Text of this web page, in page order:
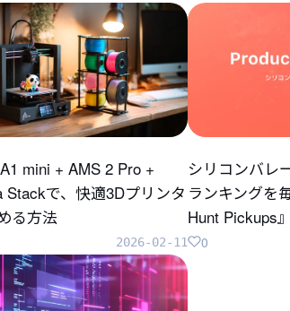
mini + AMS 2 Pro +
Stackで、快適3Dプリンタ
る方法
2026-02-11
シリコンバレ
ランキングを
Hunt Pickups
0